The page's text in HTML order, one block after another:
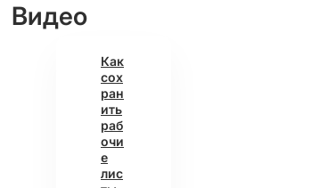
Видео
Как
сох
ран
ить
раб
очи
е
лис